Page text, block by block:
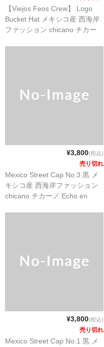
タオル・リストバンド
トートバッグ
【Viejos Feos Crew】 Logo
Bucket Hat メキシコ産 西海岸
ファッション chicano チカー
¥3,800(税込)
売り切れ
Mexico Street Cap No.3 黒 メ
キシコ産 西海岸ファッション
chicano チカーノ Echo en
¥3,800(税込)
売り切れ
Mexico Street Cap No.1 黒 メ